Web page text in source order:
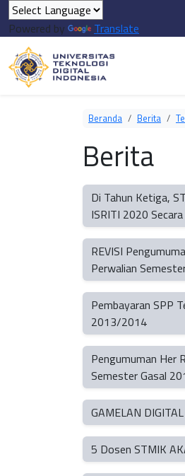
Powered by Translate
Beranda Berita
Berita
Di Tahun Ketiga,
ISRITI 2020
REVISI
Perwalian
Pembayaran SPP
2013/2014
Pengumuman Her
Semester Gasal
GAMELAN
5 Dosen STMIK